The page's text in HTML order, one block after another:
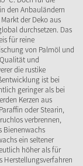
den Anbauländern
der Deko aus
durchsetzen. Das
für reine
von Palmöl und
und
die rustike
ist bei
geringer als bei
Kerzen aus
oder Stearin,
verbrennen,
Bienenwachs
ein seltener
höher als für
Herstellungsverfahren